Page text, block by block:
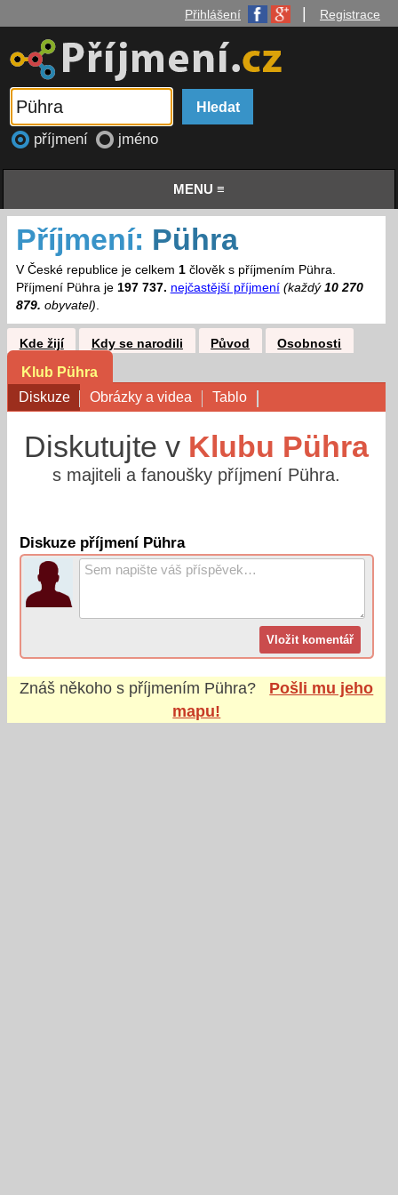
Přihlášení Registrace
příjmení jméno
MENU ≡
Příjmení: Pühra
V České republice je celkem 1člověk s příjmením Pühra.
Příjmení Pühra je 197 737. nejčastější příjmení (každý 10 270
879. obyvatel).
Kde žijí Kdy se narodili Původ Osobnosti
Klub Pühra
Diskuze
Obrázky a videa Tablo
Diskutujte v Klubu Pühra
s majiteli a fanoušky příjmení Pühra.
Diskuze příjmení Pühra
Znáš někoho s příjmením Pühra?
Pošli mu jeho
mapu!